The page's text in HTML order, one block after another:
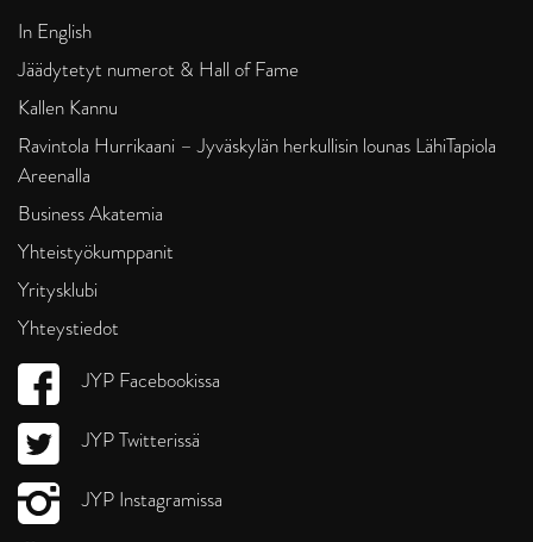
In English
Jäädytetyt numerot & Hall of Fame
Kallen Kannu
Ravintola Hurrikaani – Jyväskylän herkullisin lounas LähiTapiola
Areenalla
Business Akatemia
Yhteistyökumppanit
Yritysklubi
Yhteystiedot
JYP Facebookissa
JYP Twitterissä
JYP Instagramissa